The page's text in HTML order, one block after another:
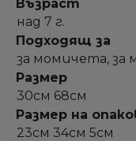
Възраст
над 7 г.
Подходящ за
за момичета, за
Размер
30см 68см
Размер на
23см 34см 5см